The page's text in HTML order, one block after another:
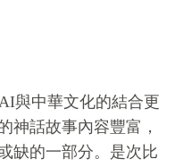
與中華文化的結合更
神話故事內容豐富，
缺的一部分。是次比